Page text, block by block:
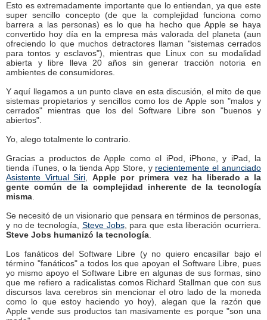
Esto es extremadamente importante que lo entiendan, ya que este
super sencillo concepto (de que la complejidad funciona como
barrera a las personas) es lo que ha hecho que Apple se haya
convertido hoy día en la empresa más valorada del planeta (aun
ofreciendo lo que muchos detractores llaman "sistemas cerrados
para tontos y esclavos"), mientras que Linux con su modalidad
abierta y libre lleva 20 años sin generar tracción notoria en
ambientes de consumidores.
Y aquí llegamos a un punto clave en esta discusión, el mito de que
sistemas propietarios y sencillos como los de Apple son "malos y
cerrados" mientras que los del Software Libre son "buenos y
abiertos".
Yo, alego totalmente lo contrario.
Gracias a productos de Apple como el iPod, iPhone, y iPad, la
tienda iTunes, o la tienda App Store, y recientemente el anunciado
Asistente Virtual Siri
Apple por primera vez ha liberado a la
gente común de la complejidad inherente de la tecnología
misma
Se necesitó de un visionario que pensara en términos de personas,
y no de tecnología, Steve Jobs, para que esta liberación ocurriera.
Steve Jobs humanizó la tecnología
Los fanáticos del Software Libre (y no quiero encasillar bajo el
término "fanáticos" a todos los que apoyan el Software Libre, pues
yo mismo apoyo el Software Libre en algunas de sus formas, sino
que me refiero a radicalistas comos Richard Stallman que con sus
discursos lava cerebros sin mencionar el otro lado de la moneda
como lo que estoy haciendo yo hoy), alegan que la razón que
Apple vende sus productos tan masivamente es porque "son una